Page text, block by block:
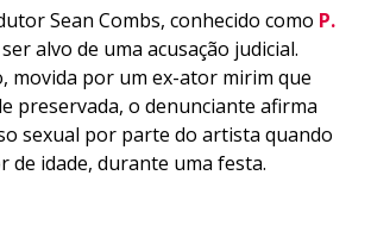
Sean Combs, conhecido como P.
alvo de uma acusação judicial.
movida por um ex-ator mirim que
preservada, o denunciante afirma
sexual por parte do artista quando
de idade, durante uma festa.